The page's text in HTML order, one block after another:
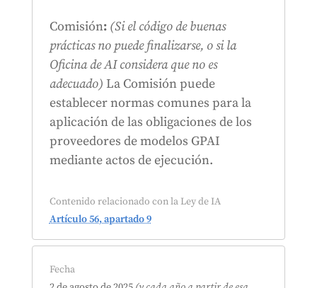
Comisión: (Si el código de buenas
prácticas no puede finalizarse, o si la
Oficina de AI considera que no es
adecuado) La Comisión puede
establecer normas comunes para la
aplicación de las obligaciones de los
proveedores de modelos GPAI
mediante actos de ejecución.
Contenido relacionado con la Ley de IA
Artículo 56, apartado 9
Fecha